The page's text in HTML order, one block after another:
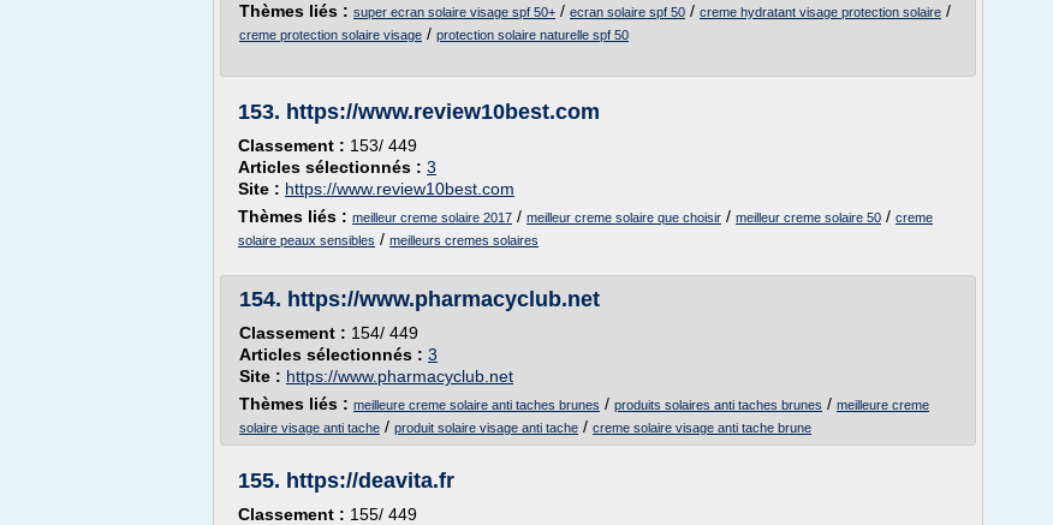
Thèmes liés : super ecran solaire visage spf 50+ / ecran solaire spf 50 / creme hydratant visage protection solaire /
creme protection solaire visage / protection solaire naturelle spf 50
153. https://www.review10best.com
Classement : 153/ 449
Articles sélectionnés : 3
Site : https://www.review10best.com
Thèmes liés : meilleur creme solaire 2017 / meilleur creme solaire que choisir / meilleur creme solaire 50 / creme
solaire peaux sensibles / meilleurs cremes solaires
154. https://www.pharmacyclub.net
Classement : 154/ 449
Articles sélectionnés : 3
Site : https://www.pharmacyclub.net
Thèmes liés : meilleure creme solaire anti taches brunes / produits solaires anti taches brunes / meilleure creme
solaire visage anti tache / produit solaire visage anti tache / creme solaire visage anti tache brune
155. https://deavita.fr
Classement : 155/ 449